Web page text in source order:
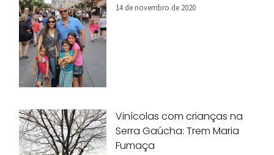
14 de novembro de 2020
Vinícolas com crianças na
Serra Gaúcha: Trem Maria
Fumaça